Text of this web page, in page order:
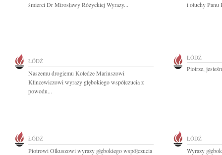
śmierci Dr Mirosławy Różyckiej Wyrazy...
i otuchy Panu
ŁÓDŹ
Naszemu drogiemu Koledze Mariuszowi
Klincewiczowi wyrazy głębokiego współczucia z
powodu...
ŁÓDŹ
Piotrze,
ŁÓDŹ
Piotrowi Olkuszowi wyrazy głębokiego współczucia
ŁÓDŹ
Wyrazy